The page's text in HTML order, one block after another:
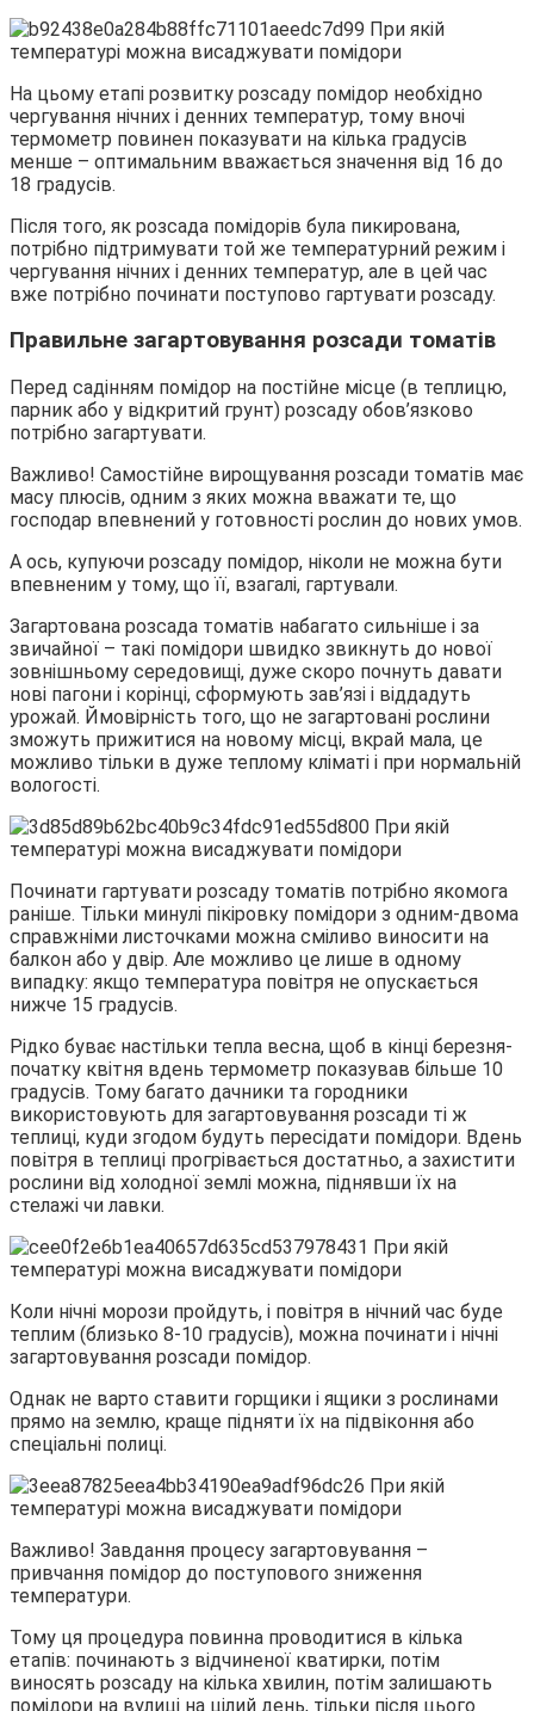
На цьому етапі розвитку розсаду помідор необхідно
чергування нічних і денних температур, тому вночі
термометр повинен показувати на кілька градусів
менше – оптимальним вважається значення від 16 до
18 градусів.
Після того, як розсада помідорів була пикирована,
потрібно підтримувати той же температурний режим і
чергування нічних і денних температур, але в цей час
вже потрібно починати поступово гартувати розсаду.
Правильне загартовування розсади томатів
Перед садінням помідор на постійне місце (в теплицю,
парник або у відкритий грунт) розсаду обов’язково
потрібно загартувати.
Важливо! Самостійне вирощування розсади томатів має
масу плюсів, одним з яких можна вважати те, що
господар впевнений у готовності рослин до нових умов.
А ось, купуючи розсаду помідор, ніколи не можна бути
впевненим у тому, що її, взагалі, гартували.
Загартована розсада томатів набагато сильніше і за
звичайної – такі помідори швидко звикнуть до нової
зовнішньому середовищі, дуже скоро почнуть давати
нові пагони і корінці, сформують зав’язі і віддадуть
урожай. Ймовірність того, що не загартовані рослини
зможуть прижитися на новому місці, вкрай мала, це
можливо тільки в дуже теплому кліматі і при нормальній
вологості.
Починати гартувати розсаду томатів потрібно якомога
раніше. Тільки минулі пікіровку помідори з одним-двома
справжніми листочками можна сміливо виносити на
балкон або у двір. Але можливо це лише в одному
випадку: якщо температура повітря не опускається
нижче 15 градусів.
Рідко буває настільки тепла весна, щоб в кінці березня-
початку квітня вдень термометр показував більше 10
градусів. Тому багато дачники та городники
використовують для загартовування розсади ті ж
теплиці, куди згодом будуть пересідати помідори. Вдень
повітря в теплиці прогрівається достатньо, а захистити
рослини від холодної землі можна, піднявши їх на
стелажі чи лавки.
Коли нічні морози пройдуть, і повітря в нічний час буде
теплим (близько 8-10 градусів), можна починати і нічні
загартовування розсади помідор.
Однак не варто ставити горщики і ящики з рослинами
прямо на землю, краще підняти їх на підвіконня або
спеціальні полиці.
Важливо! Завдання процесу загартовування –
привчання помідор до поступового зниження
температури.
Тому ця процедура повинна проводитися в кілька
етапів: починають з відчиненої кватирки, потім
виносять розсаду на кілька хвилин, потім залишають
помідори на вулиці на цілий день, тільки після цього